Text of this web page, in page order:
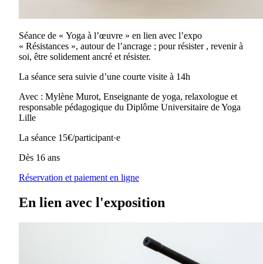
Séance de « Yoga à l’œuvre » en lien avec l’expo
« Résistances », autour de l’ancrage ; pour résister , revenir à
soi, être solidement ancré et résister.
La séance sera suivie d’une courte visite à 14h
Avec : Mylène Murot, Enseignante de yoga, relaxologue et
responsable pédagogique du Diplôme Universitaire de Yoga
Lille
La séance 15€/participant·e
Dès 16 ans
Réservation et paiement en ligne
En lien avec l'exposition